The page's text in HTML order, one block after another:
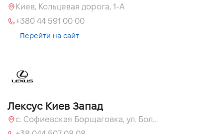
Киев, Кольцевая дорога, 1-А
+380 44 591 00 00
Перейти на сайт
Лексус Киев Запад
с. Софиевская Борщаговка, ул. Большая Кольцевая, 58